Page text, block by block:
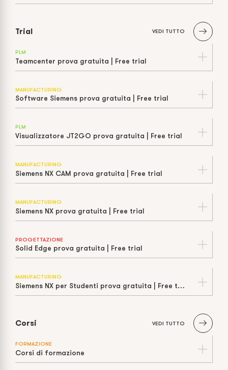
Trial VEDI TUTTO
PLM
Teamcenter prova gratuita | Free trial
MANUFACTURING
Software Siemens prova gratuita | Free trial
PLM
Visualizzatore JT2GO prova gratuita | Free trial
MANUFACTURING
Siemens NX CAM prova gratuita | Free trial
MANUFACTURING
Siemens NX prova gratuita | Free trial
PROGETTAZIONE
Solid Edge prova gratuita | Free trial
MANUFACTURING
Siemens NX per Studenti prova gratuita | Free trial
Corsi VEDI TUTTO
FORMAZIONE
Corsi di formazione